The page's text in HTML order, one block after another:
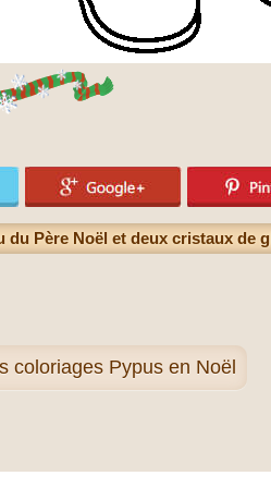
du Père Noël et deux cristaux de
coloriages Pypus en Noël